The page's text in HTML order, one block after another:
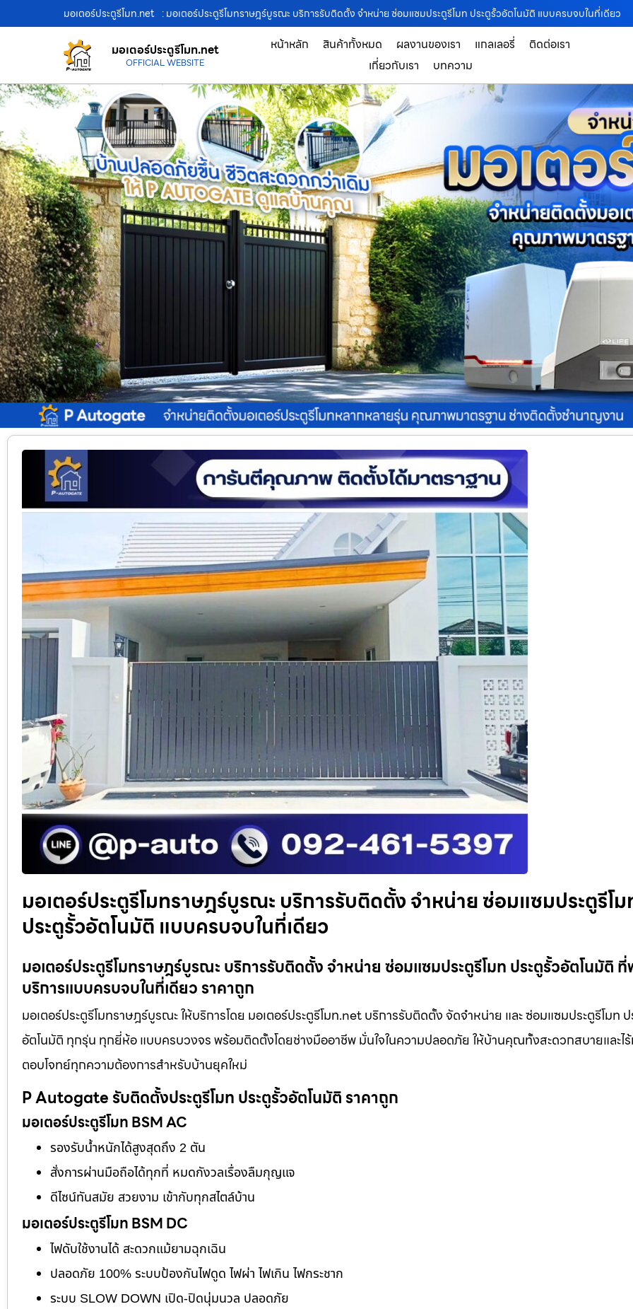
มอเตอร์ประตูรีโมท.net : มอเตอร์ประตูรีโมทราษฎร์บูรณะ บริการรับติดตั้ง จำหน่าย ซ่อมแซมประตูรีโมท ประตูรั้วอัตโนมัติ แบบครบจบในที่เดียว
มอเตอร์ประตูรีโมท.net
OFFICIAL WEBSITE
หน้าหลัก สินค้าทั้งหมด ผลงานของเรา แกลเลอรี่
ติดต่อเรา
เกี่ยวกับเรา
บทความ
มอเตอร์ประตูรีโมทราษฎร์บูรณะ บริการรับติดตั้ง จำหน่าย ซ่อมแซมประตูรีโ
ประตูรั้วอัตโนมัติ แบบครบจบในที่เดียว
มอเตอร์ประตูรีโมทราษฎร์บูรณะ บริการรับติดตั้ง จำหน่าย ซ่อมแซมประตูรีโมท ประตูรั้วอัตโนมัติ
บริการแบบครบจบในที่เดียว ราคาถูก
มอเตอร์ประตูรีโมทราษฎร์บูรณะ ให้บริการโดย มอเตอร์ประตูรีโมท.net บริการรับติดตั้ง จัดจำหน่าย และ ซ่อมแซมประตูรีโมท
อัตโนมัติ ทุกรุ่น ทุกยี่ห้อ แบบครบวงจร พร้อมติดตั้งโดยช่างมืออาชีพ มั่นใจในความปลอดภัย ให้บ้านคุณทั้งสะดวกสบายและไ
ตอบโจทย์ทุกความต้องการสำหรับบ้านยุคใหม่
P Autogate รับติดตั้งประตูรีโมท ประตูรั้วอัตโนมัติ ราคาถูก
มอเตอร์ประตูรีโมท BSM AC
รองรับน้ำหนักได้สูงสุดถึง 2 ตัน
สั่งการผ่านมือถือได้ทุกที่ หมดกังวลเรื่องลืมกุญแจ
ดีไซน์ทันสมัย สวยงาม เข้ากับทุกสไตล์บ้าน
มอเตอร์ประตูรีโมท BSM DC
ไฟดับใช้งานได้ สะดวกแม้ยามฉุกเฉิน
ปลอดภัย 100% ระบบป้องกันไฟดูด ไฟผ่า ไฟเกิน ไฟกระชาก
ระบบ SLOW DOWN เปิด-ปิดนุ่มนวล ปลอดภัย